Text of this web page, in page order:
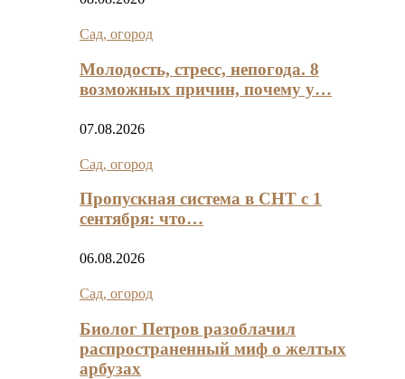
Сад, огород
Молодость, стресс, непогода. 8
возможных причин, почему у…
07.08.2026
Сад, огород
Пропускная система в СНТ с 1
сентября: что…
06.08.2026
Сад, огород
Биолог Петров разоблачил
распространенный миф о желтых
арбузах